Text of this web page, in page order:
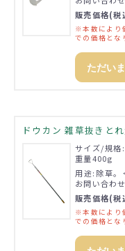
販売価格(
※本数により
での価格とな
ただい
ドウカン 雑草抜きと
サイズ/規
重量400g
用途:除草。
お問い合わ
販売価格(
※本数により
での価格とな